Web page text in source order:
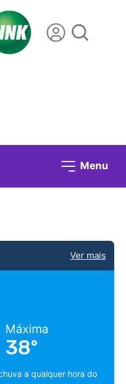
Menu
Ver mais
Máxima
38º
a qualquer hora do